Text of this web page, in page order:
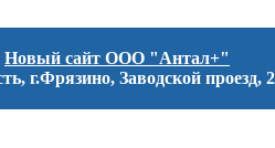
Новый сайт ООО "Антал+"
г.Фрязино, Заводской проезд, 2